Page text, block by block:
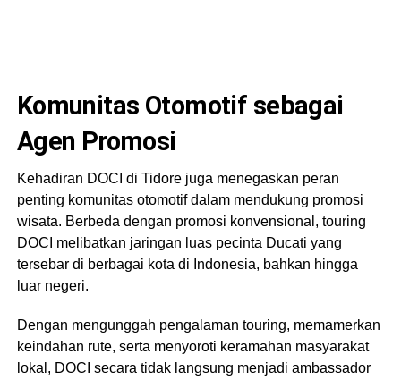
Komunitas Otomotif sebagai
Agen Promosi
Kehadiran DOCI di Tidore juga menegaskan peran
penting komunitas otomotif dalam mendukung promosi
wisata. Berbeda dengan promosi konvensional, touring
DOCI melibatkan jaringan luas pecinta Ducati yang
tersebar di berbagai kota di Indonesia, bahkan hingga
luar negeri.
Dengan mengunggah pengalaman touring, memamerkan
keindahan rute, serta menyoroti keramahan masyarakat
lokal, DOCI secara tidak langsung menjadi ambassador